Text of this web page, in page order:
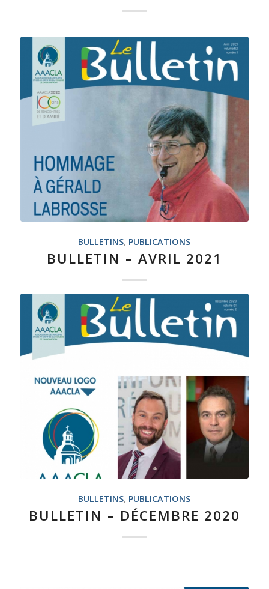
BULLETINS, PUBLICATIONS
BULLETIN – AVRIL 2021
BULLETINS, PUBLICATIONS
BULLETIN – DÉCEMBRE 2020